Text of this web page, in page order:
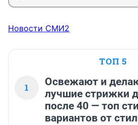
Новости СМИ2
ТОП 5
1
Освежают и
лучшие стрижки
после 40 — топ
вариантов от